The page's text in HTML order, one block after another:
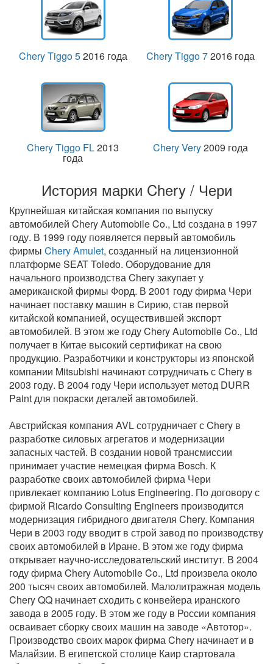
Chery Tiggo 52016 года Chery Tiggo 72016 года
Chery Tiggo FL2013
года
Chery Very2009 года
История марки Chery / Чери
Крупнейшая китайская компания по выпуску
автомобилей Chery Automobile Co., Ltd создана в 1997
году. В 1999 году появляется первый автомобиль
фирмы Chery Amulet, созданный на лицензионной
платформе SEAT Toledo. Оборудование для
начального производства Chery закупает у
американской фирмы Форд. В 2001 году фирма Чери
начинает поставку машин в Сирию, став первой
китайской компанией, осуществившей экспорт
автомобилей. В этом же году Chery Automobile Co., Ltd
получает в Китае высокий сертификат на свою
продукцию. Разработчики и конструкторы из японской
компании Mitsubishi начинают сотрудничать с Chery в
2003 году. В 2004 году Чери использует метод DURR
Paint для покраски деталей автомобилей.
Австрийская компания AVL сотрудничает с Chery в
разработке силовых агрегатов и модернизации
запасных частей. В создании новой трансмиссии
принимает участие немецкая фирма Bosch. К
разработке своих автомобилей фирма Чери
привлекает компанию Lotus Engineering. По договору с
фирмой Ricardo Consulting Engineers производится
модернизация гибридного двигателя Chery. Компания
Чери в 2003 году вводит в строй завод по производству
своих автомобилей в Иране. В этом же году фирма
открывает научно-исследовательский институт. В 2004
году фирма Chery Automobile Co., Ltd произвела около
200 тысяч своих автомобилей. Малолитражная модель
Chery QQ начинает сходить с конвейера иранского
завода в 2005 году. В этом же году в России компания
осваивает сборку своих машин на заводе «Автотор».
Производство своих марок фирма Chery начинает и в
Малайзии. В египетской столице Каир стартовала